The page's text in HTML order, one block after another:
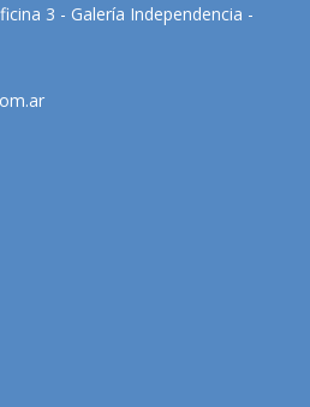
3 - Galería Independencia -